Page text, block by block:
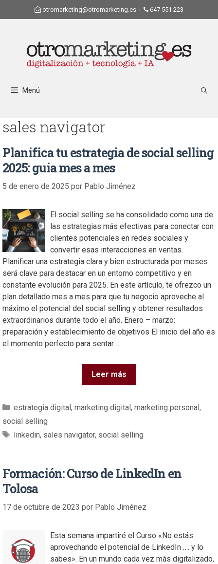
otromarketing@otromarketing.es · 647 551 223
Menú
sales navigator
Planifica tu estrategia de social selling
2025: guía mes a mes
5 de enero de 2025 por Pablo Jiménez
El social selling se ha consolidado como una de
las estrategias más efectivas para conectar con
clientes potenciales en redes sociales y
convertir esas interacciones en ventas.
Planificar una estrategia clara y bien estructurada por meses
será clave para destacar en un entorno competitivo y en
constante evolución para 2025. En este artículo, te ofrezco un
plan detallado mes a mes para que tu negocio aproveche al
máximo el potencial del social selling y obtener resultados
extraordinarios durante todo el año. Enero – marzo:
preparación y establecimiento de objetivos El inicio del año es
el momento perfecto para sentar …
Leer más
estrategia digital, marketing digital, marketing personal,
social selling
linkedin, sales navigator, social selling
Formación: Curso de LinkedIn en
Tolosa
17 de octubre de 2023 por Pablo Jiménez
Esta semana impartiré el Curso «No estás
aprovechando el potencial de LinkedIn …. y lo
sabes». En un mundo cada vez más digitalizado,